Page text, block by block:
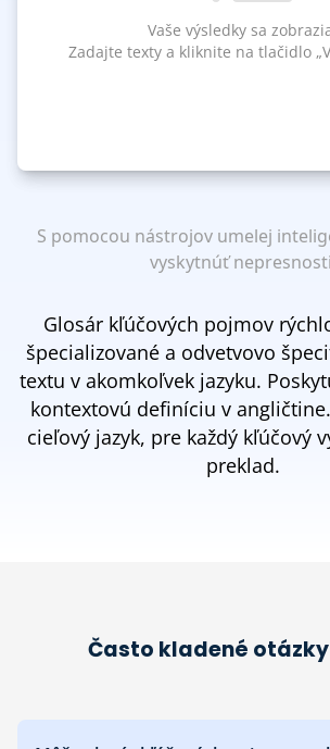
Vaše výsledky sa
Zadajte texty a kliknite na tlačidlo
S pomocou nástrojov umelej
vyskytnúť
Glosár kľúčových pojmov
špecializované a odvetvovo
textu v akomkoľvek jazyku.
kontextovú definíciu v
cieľový jazyk, pre každý kľúčový
preklad.
Často kladené